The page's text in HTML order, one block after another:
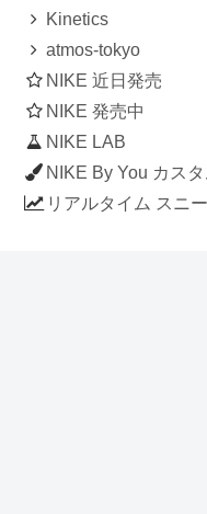
Kinetics
atmos-tokyo
NIKE 近日発売
NIKE 発売中
NIKE LAB
NIKE By You カスタ
リアルタイム スニ